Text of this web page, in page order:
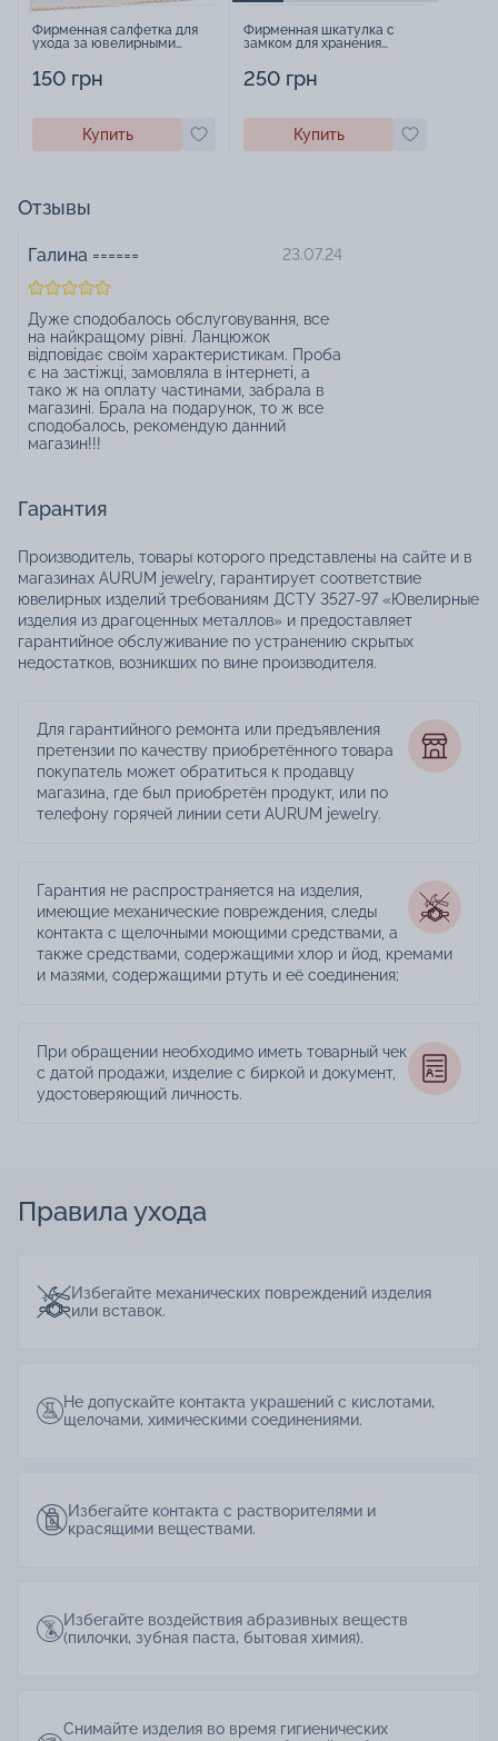
Фирменная салфетка для
ухода за ювелирными
150 грн
Купить
Фирменная шкатулка с
замком для хранения
250 грн
Купить
Отзывы
Галина ====== 23.07.24
Дуже сподобалось обслуговування, все
на найкращому рівні. Ланцюжок
відповідає своїм характеристикам. Проба
є на застіжці, замовляла в інтернеті, а
тако ж на оплату частинами, забрала в
магазині. Брала на подарунок, то ж все
сподобалось, рекомендую данний
магазин!!!
Гарантия
Производитель, товары которого представлены на сайте и в
магазинах AURUM jewelry, гарантирует соответствие
ювелирных изделий требованиям ДСТУ 3527-97 «Ювелирные
изделия из драгоценных металлов» и предоставляет
гарантийное обслуживание по устранению скрытых
недостатков, возникших по вине производителя.
Для гарантийного ремонта или предъявления
претензии по качеству приобретённого товара
покупатель может обратиться к продавцу
магазина, где был приобретён продукт, или по
телефону горячей линии сети AURUM jewelry.
Гарантия не распространяется на изделия,
имеющие механические повреждения, следы
контакта с щелочными моющими средствами, а
также средствами, содержащими хлор и йод, кремами
и мазями, содержащими ртуть и её соединения;
При обращении необходимо иметь товарный чек
с датой продажи, изделие с биркой и документ,
удостоверяющий личность.
Правила ухода
Избегайте механических повреждений изделия
или вставок.
Не допускайте контакта украшений с кислотами,
щелочами, химическими соединениями.
Избегайте контакта с растворителями и
красящими веществами.
Избегайте воздействия абразивных веществ
(пилочки, зубная паста, бытовая химия).
Снимайте изделия во время гигиенических